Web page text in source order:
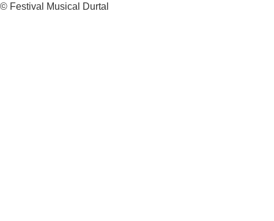
© Festival Musical Durtal